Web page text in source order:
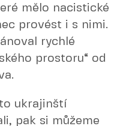
mělo nacistické
provést i s nimi.
rychlé
prostoru“ od
ukrajinští
pak si můžeme